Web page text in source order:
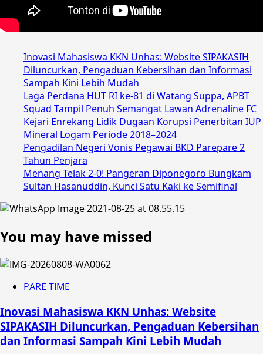
Inovasi Mahasiswa KKN Unhas: Website SIPAKASIH
Diluncurkan, Pengaduan Kebersihan dan Informasi
Sampah Kini Lebih Mudah
Laga Perdana HUT RI ke-81 di Watang Suppa, APBT
Squad Tampil Penuh Semangat Lawan Adrenaline FC
Kejari Enrekang Lidik Dugaan Korupsi Penerbitan IUP
Mineral Logam Periode 2018–2024
Pengadilan Negeri Vonis Pegawai BKD Parepare 2
Tahun Penjara
Menang Telak 2-0! Pangeran Diponegoro Bungkam
Sultan Hasanuddin, Kunci Satu Kaki ke Semifinal
You may have missed
PARE TIME
Inovasi Mahasiswa KKN Unhas: Website
SIPAKASIH Diluncurkan, Pengaduan Kebersihan
dan Informasi Sampah Kini Lebih Mudah